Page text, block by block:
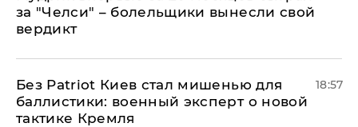
за "Челси" – болельщики вынесли свой
вердикт
​Без Patriot Киев стал мишенью для
баллистики: военный эксперт о новой
тактике Кремля
18:57